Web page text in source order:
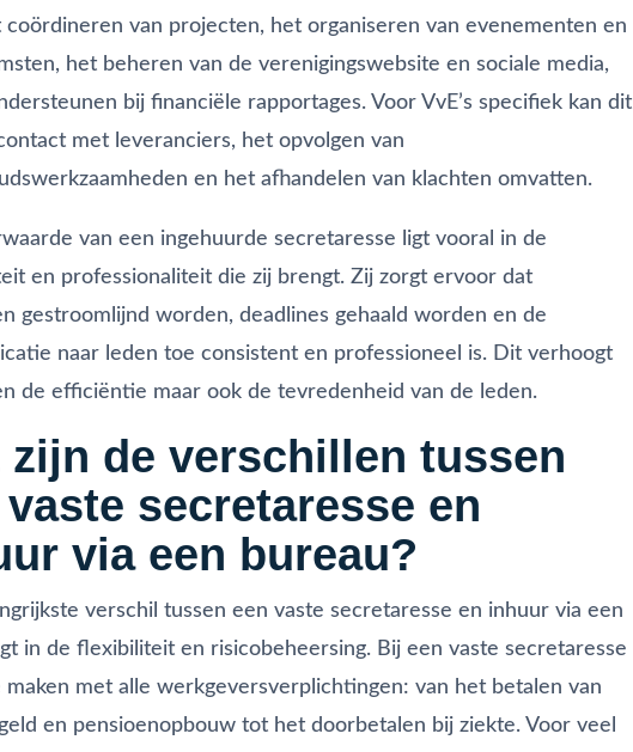
coördineren van projecten, het organiseren van evenementen en
het beheren van de verenigingswebsite en sociale media,
bij financiële rapportages. Voor VvE’s specifiek kan dit
met leveranciers, het opvolgen van
en het afhandelen van klachten omvatten.
van een ingehuurde secretaresse ligt vooral in de
en professionaliteit die zij brengt. Zij zorgt ervoor dat
gestroomlijnd worden, deadlines gehaald worden en de
naar leden toe consistent en professioneel is. Dit verhoogt
de efficiëntie maar ook de tevredenheid van de leden.
zijn de verschillen tussen
vaste secretaresse en
via een bureau?
verschil tussen een vaste secretaresse en inhuur via een
in de flexibiliteit en risicobeheersing. Bij een vaste secretaresse
maken met alle werkgeversverplichtingen: van het betalen van
en pensioenopbouw tot het doorbetalen bij ziekte. Voor veel